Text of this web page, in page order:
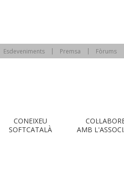
Esdeveniments Premsa Fòrums
CONEIXEU
SOFTCATALÀ
AMB